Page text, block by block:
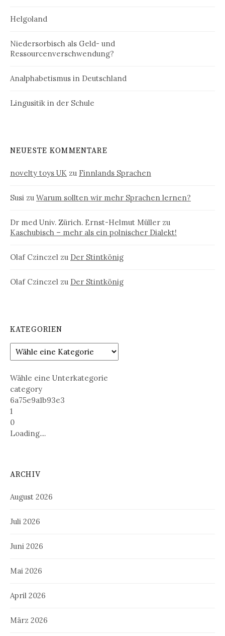
Helgoland
Niedersorbisch als Geld- und
Ressourcenverschwendung?
Analphabetismus in Deutschland
Lingusitik in der Schule
NEUESTE KOMMENTARE
novelty toys UK zu Finnlands Sprachen
Susi zu Warum sollten wir mehr Sprachen lernen?
Dr med Univ. Zürich. Ernst-Helmut Müller zu
Kaschubisch – mehr als ein polnischer Dialekt!
Olaf Czinczel zu Der Stintkönig
Olaf Czinczel zu Der Stintkönig
KATEGORIEN
Wähle eine Unterkategorie
category
6a75e9a1b93e3
1
0
Loading....
ARCHIV
August 2026
Juli 2026
Juni 2026
Mai 2026
April 2026
März 2026